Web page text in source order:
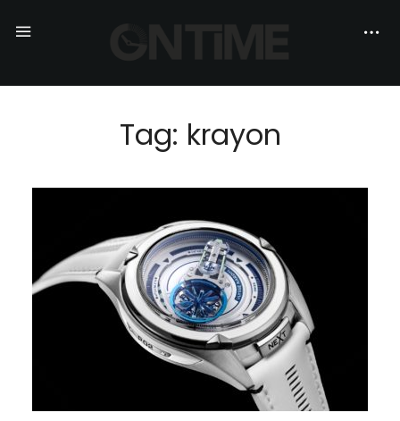
Tag: krayon